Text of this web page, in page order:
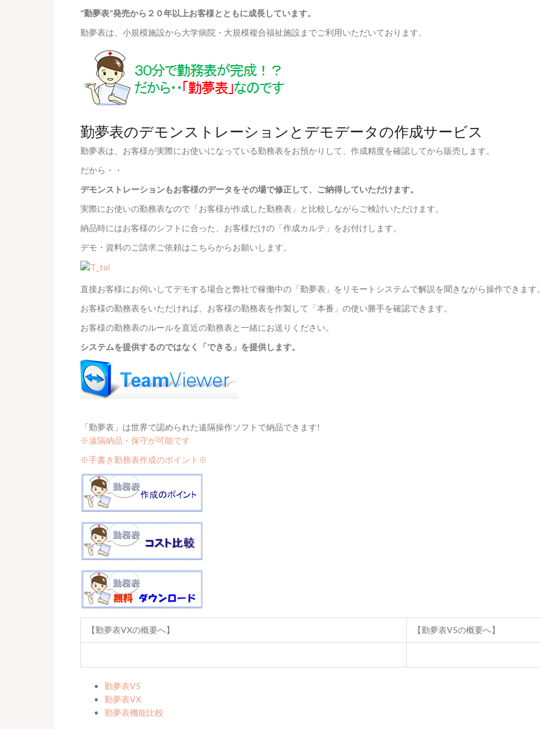
”勤夢表”発売から２０年以上お客様とともに成長しています。
勤夢表は、小規模施設から大学病院・大規模複合福祉施設までご利用いただいております。
勤夢表のデモンストレーションとデモデータの作成サービス
勤夢表は、お客様が実際にお使いになっている勤務表をお預かりして、作成精度を確認してから販売します。
だから・・
デモンストレーションもお客様のデータをその場で修正して、ご納得していただけます。
実際にお使いの勤務表なので「お客様が作成した勤務表」と比較しながらご検討いただけます。
納品時にはお客様のシフトに合った、お客様だけの「作成カルテ」をお付けします。
デモ・資料のご請求ご依頼はこちらからお願いします。
直接お客様にお伺いしてデモする場合と弊社で稼働中の「勤夢表」をリモートシステムで解説を聞きながら操作できます
お客様の勤務表をいただければ、お客様の勤務表を作製して「本番」の使い勝手を確認できます。
お客様の勤務表のルールを直近の勤務表と一緒にお送りください。
システムを提供するのではなく「できる」を提供します。
「勤夢表」は世界で認められた遠隔操作ソフトで納品できます!
※遠隔納品・保守が可能です
※手書き勤務表作成のポイント※
【勤夢表VXの概要へ】 【勤夢表V5の概要へ】
勤夢表V5
勤夢表VX
勤夢表機能比較